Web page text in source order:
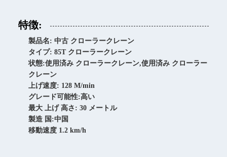
特徴:
製品名: 中古 クローラークレーン
タイプ: 85T クローラークレーン
状態:使用済み クローラークレーン,使用済み クローラー
クレーン
上げ速度: 128 M/min
グレード可能性:高い
最大 上げ 高さ: 30 メートル
製造 国:中国
移動速度 1.2 km/h